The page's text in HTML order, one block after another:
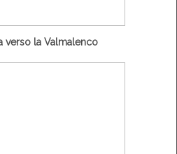
verso la Valmalenco